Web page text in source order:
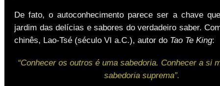
De fato, o autoconhecimento parece ser a chave
jardim das delícias e sabores do verdadeiro saber.
chinês, Lao-Tsé (século VI a.C.), autor do Tao Te King:
“Conhecer os outros é uma sabedoria. Conhecer a si
sabedoria suprema”.